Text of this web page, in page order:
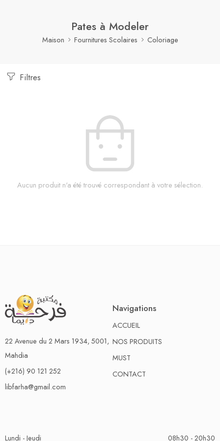
Pates à Modeler
Maison Fournitures Scolaires Coloriage
Filtres
Aucun produit n'a été trouvé correspondant à votre sélection.
22 Avenue du 2 Mars 1934, 5001,
Mahdia
(+216) 90 121 252
libfarha@gmail.com
Navigations
ACCUEIL
NOS PRODUITS
MUST
CONTACT
Lundi - Jeudi 08h30 - 20h30